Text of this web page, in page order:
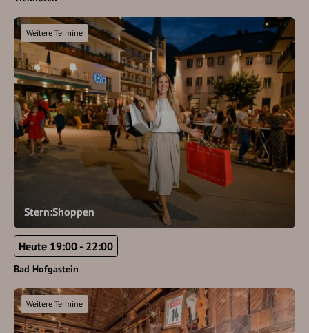
Stern:Shoppen
Weitere Termine
Heute 19:00 - 22:00
Bad Hofgastein
Weitere Termine